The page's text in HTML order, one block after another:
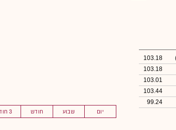
יום שבוע חודש 3 חוד'
103.18
103.18
103.01
103.44
99.24